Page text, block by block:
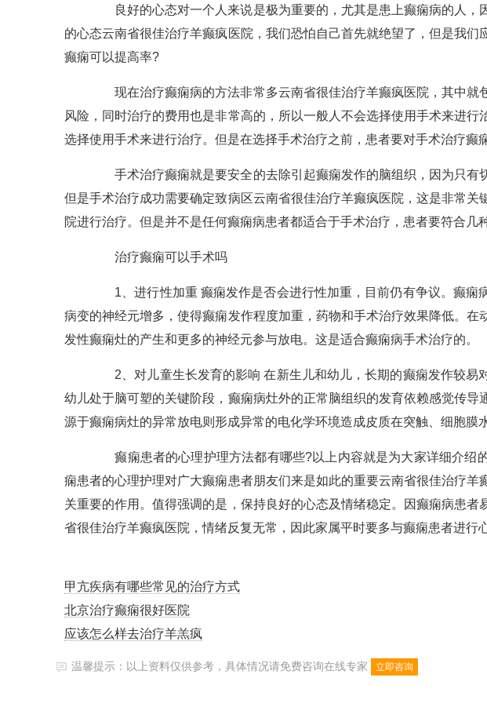
良好的心态对一个人来说是极为重要的，尤其是患上癫痫病的人，
的心态云南省很佳治疗羊癫疯医院，我们恐怕自己首先就绝望了，但是我
癫痫可以提高率?
现在治疗癫痫病的方法非常多云南省很佳治疗羊癫疯医院，其中就
风险，同时治疗的费用也是非常高的，所以一般人不会选择使用手术来进
选择使用手术来进行治疗。但是在选择手术治疗之前，患者要对手术治疗癫
手术治疗癫痫就是要安全的去除引起癫痫发作的脑组织，因为只有
但是手术治疗成功需要确定致病区云南省很佳治疗羊癫疯医院，这是非常
院进行治疗。但是并不是任何癫痫病患者都适合于手术治疗，患者要符合几
治疗癫痫可以手术吗
1、进行性加重 癫痫发作是否会进行性加重，目前仍有争议。癫痫
病变的神经元增多，使得癫痫发作程度加重，药物和手术治疗效果降低。
发性癫痫灶的产生和更多的神经元参与放电。这是适合癫痫病手术治疗的。
2、对儿童生长发育的影响 在新生儿和幼儿，长期的癫痫发作较易
幼儿处于脑可塑的关键阶段，癫痫病灶外的正常脑组织的发育依赖感觉传
源于癫痫病灶的异常放电则形成异常的电化学环境造成皮质在突触、细胞膜
癫痫患者的心理护理方法都有哪些?以上内容就是为大家详细介绍
痫患者的心理护理对广大癫痫患者朋友们来是如此的重要云南省很佳治疗
关重要的作用。值得强调的是，保持良好的心态及情绪稳定。因癫痫病患
省很佳治疗羊癫疯医院，情绪反复无常，因此家属平时要多与癫痫患者进行
甲亢疾病有哪些常见的治疗方式
北京治疗癫痫很好医院
应该怎么样去治疗羊羔疯
温馨提示：以上资料仅供参考，具体情况请免费咨询在线专家 立即咨询